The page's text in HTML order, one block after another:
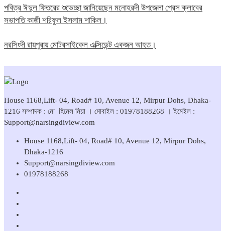
পবিত্র ঈদুল ফিতরের শুভেচ্ছা জানিয়েছেন মনোহরদী উপজেলা প্রেস ক্লাবের
সভাপতি কাজী শরিফুল ইসলাম শাকিল।
নরসিংদী রায়পুরায় মোটরসাইকেল এক্সিডেন্ট একজন আহত।
House 1168,Lift- 04, Road# 10, Avenue 12, Mirpur Dohs, Dhaka-
1216 সম্পাদক : মো হিমেল মিয়া । মোবাইল : 01978188268 । ইমেইল :
Support@narsingdiview.com
House 1168,Lift- 04, Road# 10, Avenue 12, Mirpur Dohs,
Dhaka-1216
Support@narsingdiview.com
01978188268